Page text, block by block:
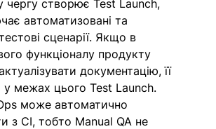
чергу створює Test Launch,
автоматизовані та
сценарії. Якщо в
функціоналу продукту
документацію, її
межах цього Test Launch.
може автоматично
з CI, тобто Manual QA не